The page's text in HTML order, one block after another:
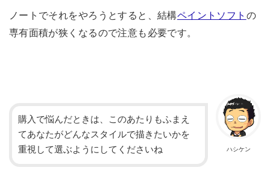
ノートでそれをやろうとすると、結構ペイントソフト の
専有面積が狭くなるので注意も必要です。
ハシケン
購入で悩んだときは、このあたりもふまえ
てあなたがどんなスタイルで描きたいかを
重視して選ぶようにしてくださいね